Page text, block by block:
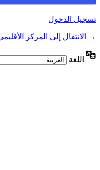
تسجيل الدخول
→ الانتقال إلى المركز
اللغة